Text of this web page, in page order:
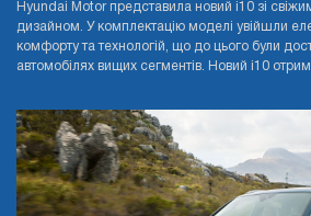
Hyundai Motor представила новий i10 зі
дизайном. У комплектацію моделі увійшли
комфорту та технологій, що до цього були
автомобілях вищих сегментів. Новий i10